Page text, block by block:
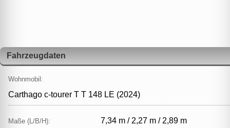
Fahrzeugdaten
Wohnmobil:
Carthago c-tourer T T 148 LE (2024)
Maße (L/B/H): 7,34 m / 2,27 m / 2,89 m